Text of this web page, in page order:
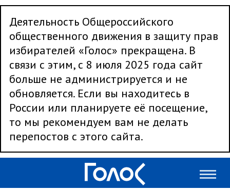
Деятельность Общероссийского
общественного движения в защиту прав
избирателей «Голос» прекращена. В
связи с этим, с 8 июля 2025 года сайт
больше не администрируется и не
обновляется. Если вы находитесь в
России или планируете её посещение,
то мы рекомендуем вам не делать
перепостов с этого сайта.